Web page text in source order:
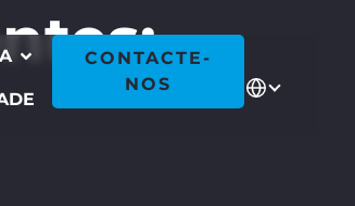
CONTACTE-
NOS